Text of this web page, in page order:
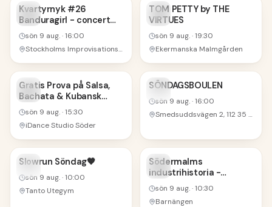
9
AUG
Kvartyrnyk #26
Banduragirl - concert
Wings for Ukraine
sön 9 aug.·16:00
Stockholms Improvisationsteater
9
AUG
TOM PETTY by THE
VIRTUES
sön 9 aug.·19:30
Ekermanska Malmgården
9
AUG
Gratis Prova på Salsa,
Bachata & Kubansk
Salsa För Nybörjare
sön 9 aug.·15:30
iDance Studio Söder
9
SÖNDAGSBOULEN
sön 9 aug.·16:00
Smedsuddsvägen 2, 112 35 Stockholm, Sweden
9
Slowrun Söndag🧡
sön 9 aug.·10:00
Tanto Utegym
9
AUG
Södermalms
industrihistoria -
Barnängens barn och
baracker
sön 9 aug.·10:30
Barnängen